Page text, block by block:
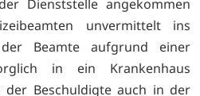
Dienststelle angekommen
unvermittelt ins
Beamte aufgrund einer
in ein Krankenhaus
der Beschuldigte auch in der